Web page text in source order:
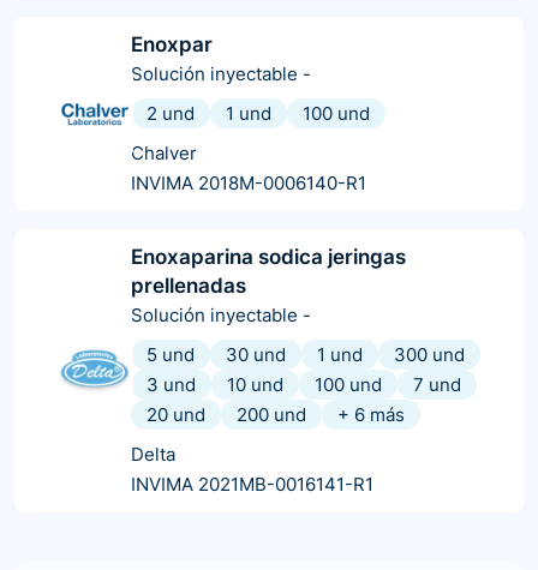
Enoxpar
Solución inyectable -
2 und
1 und
100 und
Chalver
INVIMA 2018M-0006140-R1
Enoxaparina sodica jeringas
prellenadas
Solución inyectable -
5 und
30 und 1 und
300 und
3 und
10 und 100 und
7 und
20 und
200 und + 6 más
Delta
INVIMA 2021MB-0016141-R1